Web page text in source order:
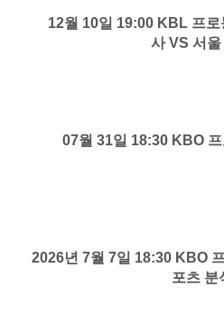
12월 10일 19:00 KBL 프
사 VS 서울
07월 31일 18:30 KBO
2026년 7월 7일 18:30 KBO
포츠 분